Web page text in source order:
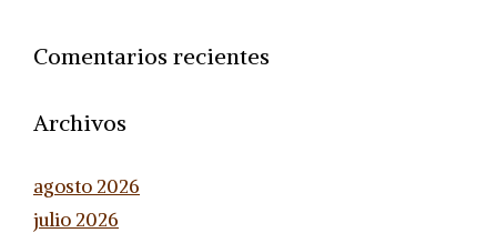
Comentarios recientes
Archivos
agosto 2026
julio 2026